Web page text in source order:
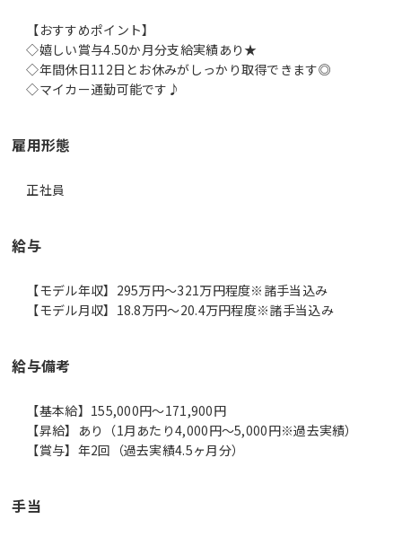
【おすすめポイント】
◇嬉しい賞与4.50か月分支給実績あり★
◇年間休日112日とお休みがしっかり取得できます◎
◇マイカー通勤可能です♪
雇用形態
正社員
給与
【モデル年収】295万円〜321万円程度※諸手当込み
【モデル月収】18.8万円〜20.4万円程度※諸手当込み
給与備考
【基本給】155,000円～171,900円
【昇給】あり（1月あたり4,000円～5,000円※過去実績）
【賞与】年2回（過去実績4.5ヶ月分）
手当